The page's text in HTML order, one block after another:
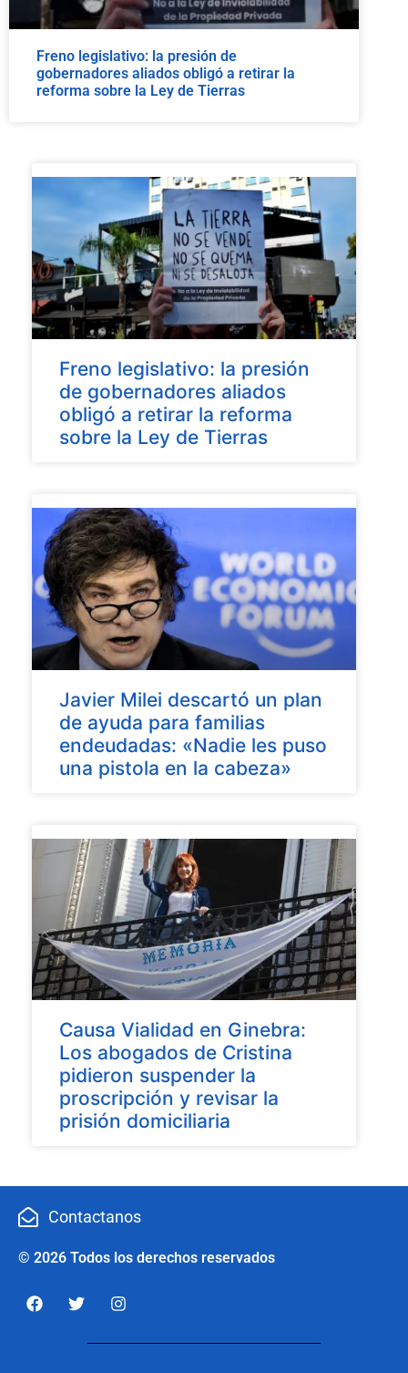
Freno legislativo: la presión de
gobernadores aliados obligó a retirar la
reforma sobre la Ley de Tierras
Freno legislativo: la presión
de gobernadores aliados
obligó a retirar la reforma
sobre la Ley de Tierras
Javier Milei descartó un plan
de ayuda para familias
endeudadas: «Nadie les puso
una pistola en la cabeza»
Causa Vialidad en Ginebra:
Los abogados de Cristina
pidieron suspender la
proscripción y revisar la
prisión domiciliaria
Contactanos
© 2026 Todos los derechos reservados